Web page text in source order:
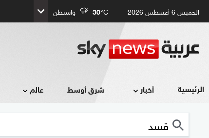
الخميس 6 أغسطس 2026 30°C واشنطن
الرئيسية أخبار شرق أوسط عالم